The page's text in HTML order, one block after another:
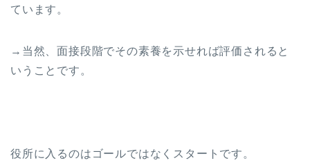
ています。
→当然、面接段階でその素養を示せれば評価されると
いうことです。
役所に入るのはゴールではなくスタートです。